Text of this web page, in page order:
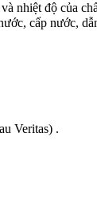
nhiệt độ của
cấp nước,
Veritas) .